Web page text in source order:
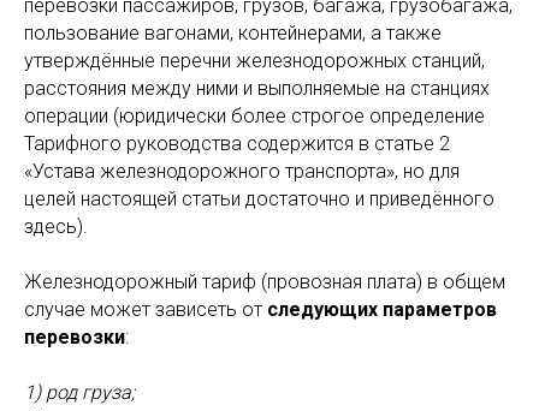
перевозки пассажиров, грузов, багажа, грузобагажа,
пользование вагонами, контейнерами, а также
утверждённые перечни железнодорожных станций,
расстояния между ними и выполняемые на станциях
операции (юридически более строгое определение
Тарифного руководства содержится в статье 2
«Устава железнодорожного транспорта», но для
целей настоящей статьи достаточно и приведённого
здесь).
Железнодорожный тариф (провозная плата) в общем
случае может зависеть от следующих параметров
перевозки:
1) род груза;